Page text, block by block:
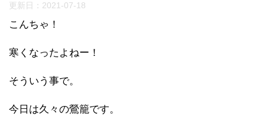
更新日： 2021-07-18
こんちゃ！
寒くなったよねー！
そういう事で。
今日は久々の鶯籠です。